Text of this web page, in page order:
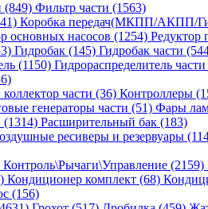
(849) Фильтр части (1563)
Коробка передач(МКПП/АКПП/
основных насосов (1254) Редуктор
Гидробак (145) Гидробак части
(1150) Гидрораспределитель
части (36) Контроллеры
генераторы части (51) Фары
(1314) Расширительный бак (183)
ресиверы и резервуары
Контроль\Рычаги\Управление (2159)
Кондиционер комплект (68)
(156)